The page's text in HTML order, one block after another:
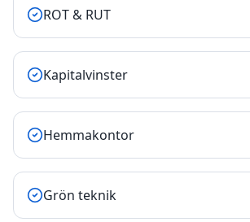
ROT & RUT
Kapitalvinster
Hemmakontor
Grön teknik